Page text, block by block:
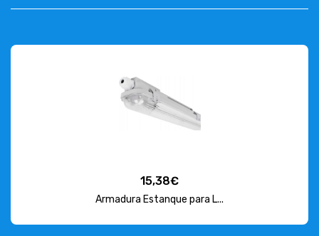
15,38€
Armadura Estanque para L...